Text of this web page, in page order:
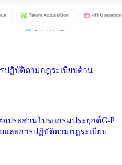
ฏิบัติตามกฎระเบียบด้าน
อประสานโปรแกรมประยุกต์​​G-P
และการปฏิบัติตามกฎระเบียบ​​